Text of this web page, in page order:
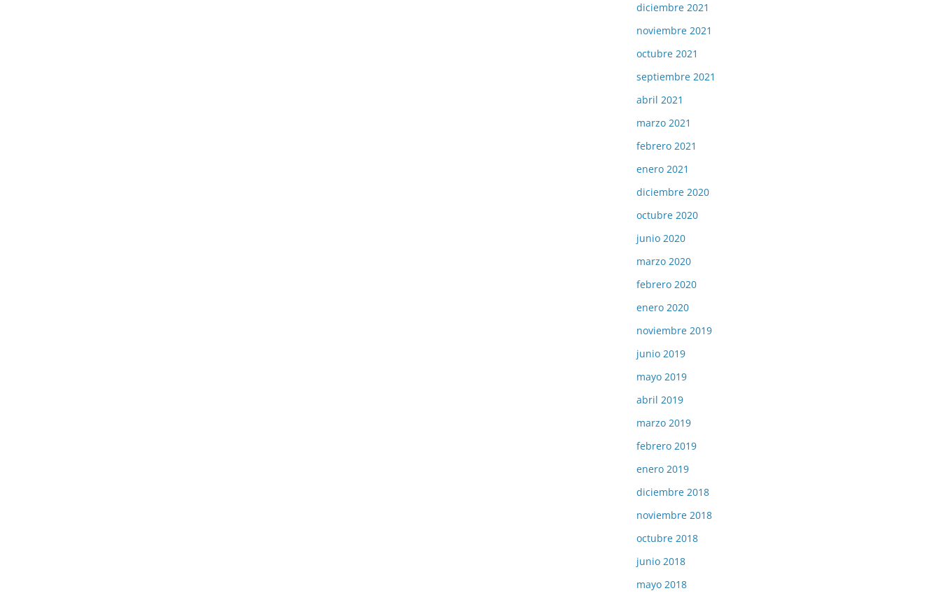
diciembre 2021
noviembre 2021
octubre 2021
septiembre 2021
abril 2021
marzo 2021
febrero 2021
enero 2021
diciembre 2020
octubre 2020
junio 2020
marzo 2020
febrero 2020
enero 2020
noviembre 2019
junio 2019
mayo 2019
abril 2019
marzo 2019
febrero 2019
enero 2019
diciembre 2018
noviembre 2018
octubre 2018
junio 2018
mayo 2018